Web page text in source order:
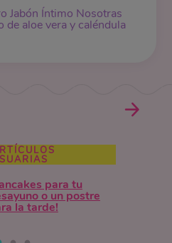
Jabón Íntimo Nosotras
de aloe vera y caléndula
para tu
o un postre
la tarde!